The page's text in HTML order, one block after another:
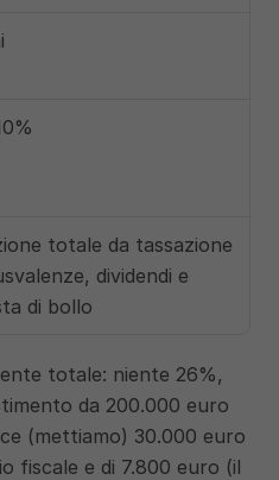
totale da tassazione
dividendi e
di bollo
totale: niente 26%,
da 200.000 euro
(mettiamo) 30.000 euro
fiscale e di 7.800 euro (il